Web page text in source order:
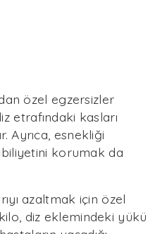
özel egzersizler
etrafındaki kasları
Ayrıca, esnekliği
korumak da
azaltmak için özel
diz eklemindeki yükü